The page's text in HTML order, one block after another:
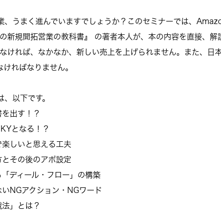
、うまく進んでいますでしょうか？このセミナーでは、
新規開拓営業の教科書』 の著者本人が、本の内容を直接、
ければ、なかなか、新しい売上を上げられません。また、日
ればなりません。
以下です。
出す！？
となる！？
しいと思える工夫
その後のアポ設定
ディール・フロー」の構築
NGアクション・NGワード
」とは？